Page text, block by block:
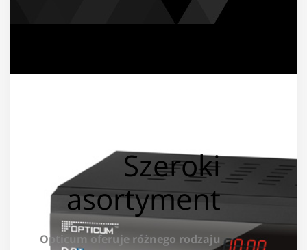
Szeroki
asortyment
Opticum oferuje różnego rodzaju